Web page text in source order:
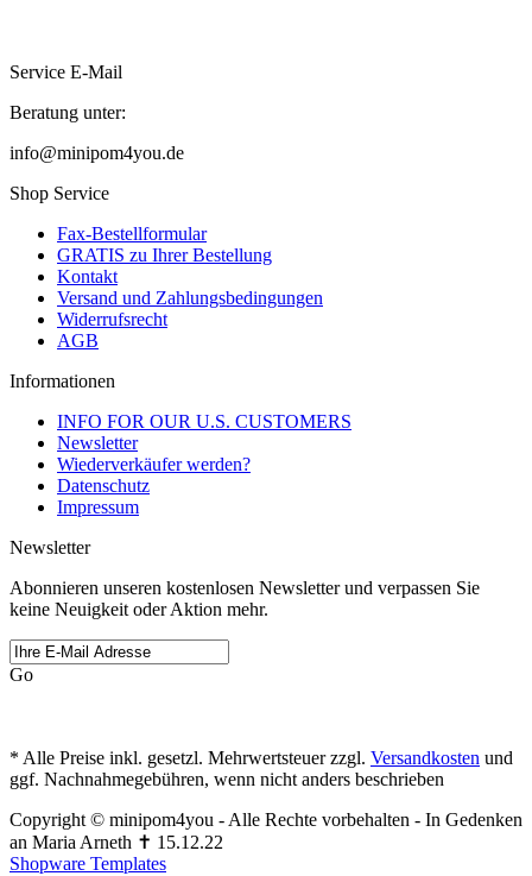
Service E-Mail
Beratung unter:
info@minipom4you.de
Shop Service
Fax-Bestellformular
GRATIS zu Ihrer Bestellung
Kontakt
Versand und Zahlungsbedingungen
Widerrufsrecht
AGB
Informationen
INFO FOR OUR U.S. CUSTOMERS
Newsletter
Wiederverkäufer werden?
Datenschutz
Impressum
Newsletter
Abonnieren unseren kostenlosen Newsletter und verpassen Sie
keine Neuigkeit oder Aktion mehr.
Go
* Alle Preise inkl. gesetzl. Mehrwertsteuer zzgl. Versandkosten und
ggf. Nachnahmegebühren, wenn nicht anders beschrieben
Copyright © minipom4you - Alle Rechte vorbehalten - In Gedenken
an Maria Arneth ✝ 15.12.22
Shopware Templates